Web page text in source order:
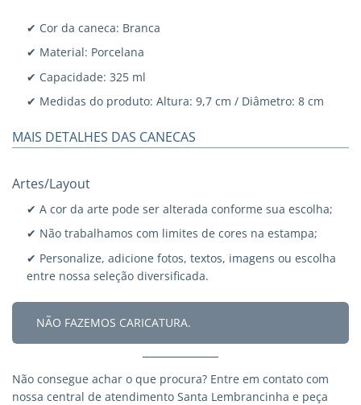
✔ Cor da caneca: Branca
✔ Material: Porcelana
✔ Capacidade: 325 ml
✔ Medidas do produto: Altura: 9,7 cm / Diâmetro: 8 cm
MAIS DETALHES DAS CANECAS
Artes/Layout
✔ A cor da arte pode ser alterada conforme sua escolha;
✔ Não trabalhamos com limites de cores na estampa;
✔ Personalize, adicione fotos, textos, imagens ou escolha
entre nossa seleção diversificada.
NÃO FAZEMOS CARICATURA.
Não consegue achar o que procura? Entre em contato com
nossa central de atendimento Santa Lembrancinha e peça